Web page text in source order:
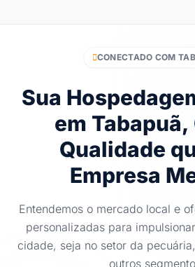
CONECTADO COM
Sua
em Tabapuã,
Qualidade
Empresa
Entendemos o mercado local e
personalizadas para
cidade, seja no setor da
outros